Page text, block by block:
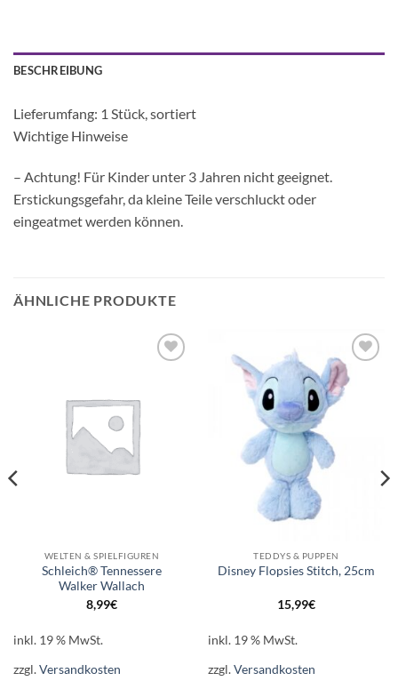
BESCHREIBUNG
Lieferumfang: 1 Stück, sortiert
Wichtige Hinweise
– Achtung! Für Kinder unter 3 Jahren nicht geeignet.
Erstickungsgefahr, da kleine Teile verschluckt oder
eingeatmet werden können.
ÄHNLICHE PRODUKTE
WELTEN & SPIELFIGUREN
Schleich® Tennessere
Walker Wallach
8,99€
inkl. 19 % MwSt.
zzgl.Versandkosten
Auf die
Wunschliste
TEDDYS & PUPPEN
Disney Flopsies Stitch, 25cm
15,99€
inkl. 19 % MwSt.
zzgl.Versandkosten